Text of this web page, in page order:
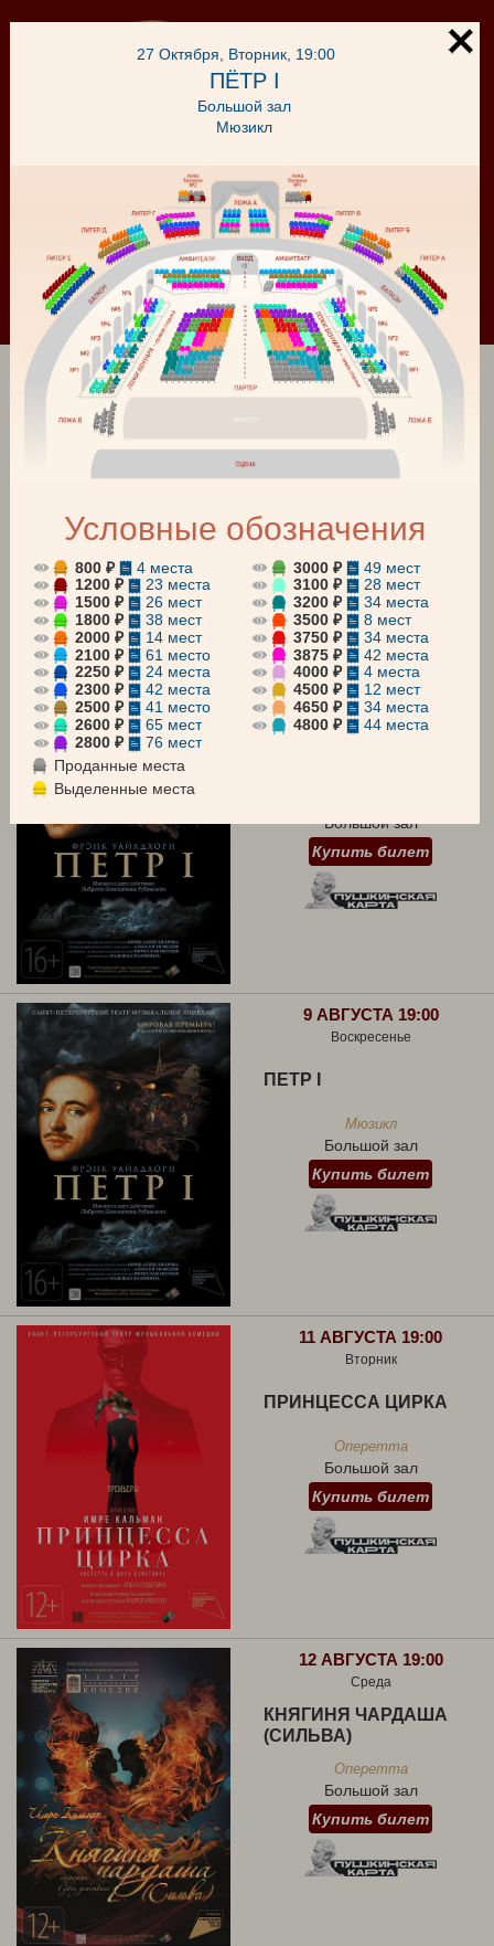
Корзина
АБОНЕМЕНТЫ Оперетта Мюзикл
Для детей Концерт
август 2026 сентябрь 2026 октябрь 2026
9 АВГУСТА 13:00
Воскресенье
Большой зал
Купить билет
9 АВГУСТА 19:00
Воскресенье
ПЕТР I
Мюзикл
Большой зал
Купить билет
11 АВГУСТА 19:00
Вторник
ПРИНЦЕССА ЦИРКА
Оперетта
Большой зал
Купить билет
12 АВГУСТА 19:00
Среда
КНЯГИНЯ ЧАРДАША
(СИЛЬВА)
Оперетта
Большой зал
Купить билет
27 Октября, Вторник, 19:00
ПЁТР I
Большой зал
Мюзикл
Условные обозначения
800 ₽
4 места
1200 ₽
23 места
1500 ₽
26 мест
1800 ₽
38 мест
2000 ₽
14 мест
2100 ₽
61 место
2250 ₽
24 места
2300 ₽
42 места
2500 ₽
41 место
2600 ₽
65 мест
2800 ₽
76 мест
3000 ₽
49 мест
3100 ₽
28 мест
3200 ₽
34 места
3500 ₽
8 мест
3750 ₽
34 места
3875 ₽
42 места
4000 ₽
4 места
4500 ₽
12 мест
4650 ₽
34 места
4800 ₽
44 места
Проданные места
Выделенные места